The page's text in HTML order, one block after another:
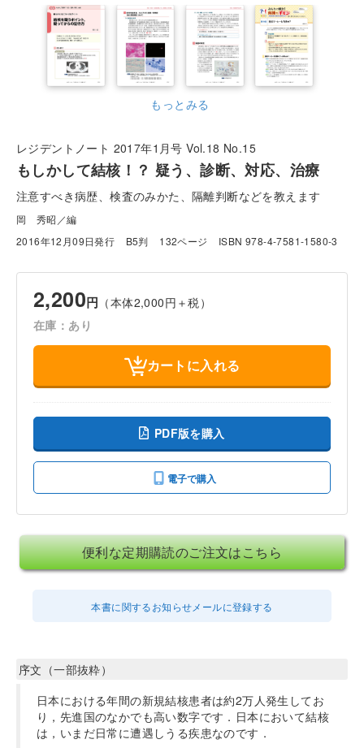
もっとみる
レジデントノート 2017年1月号 Vol.18 No.15
もしかして結核！？ 疑う、診断、対応、治療
注意すべき病歴、検査のみかた、隔離判断などを教えます
岡 秀昭／編
2016年12月09日発行
B5判 132ページ ISBN 978-4-7581-1580-3
2,200円 （本体2,000円＋税）
在庫：あり
カートに入れる
PDF版を購入
電子で購入
便利な定期購読のご注文はこちら
本書に関するお知らせメールに登録する
序文（一部抜粋）
日本における年間の新規結核患者は約2万人発生してお
り，先進国のなかでも高い数字です．日本において結核
は，いまだ日常に遭遇しうる疾患なのです．